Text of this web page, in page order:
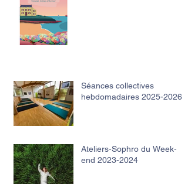
Séances collectives
hebdomadaires 2025-2026
Ateliers-Sophro du Week-
end 2023-2024